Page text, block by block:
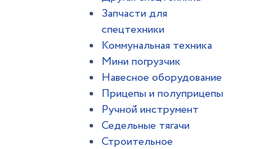
Запчасти для
спецтехники
Коммунальная техника
Мини погрузчик
Навесное оборудование
Прицепы и полуприцепы
Ручной инструмент
Седельные тягачи
Строительное